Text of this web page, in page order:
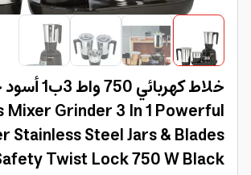
خلاط كهربائي
Mixer Grinder 3 In 1 Powerful
Stainless Steel Jars & Blades
Twist Lock 750 W Black